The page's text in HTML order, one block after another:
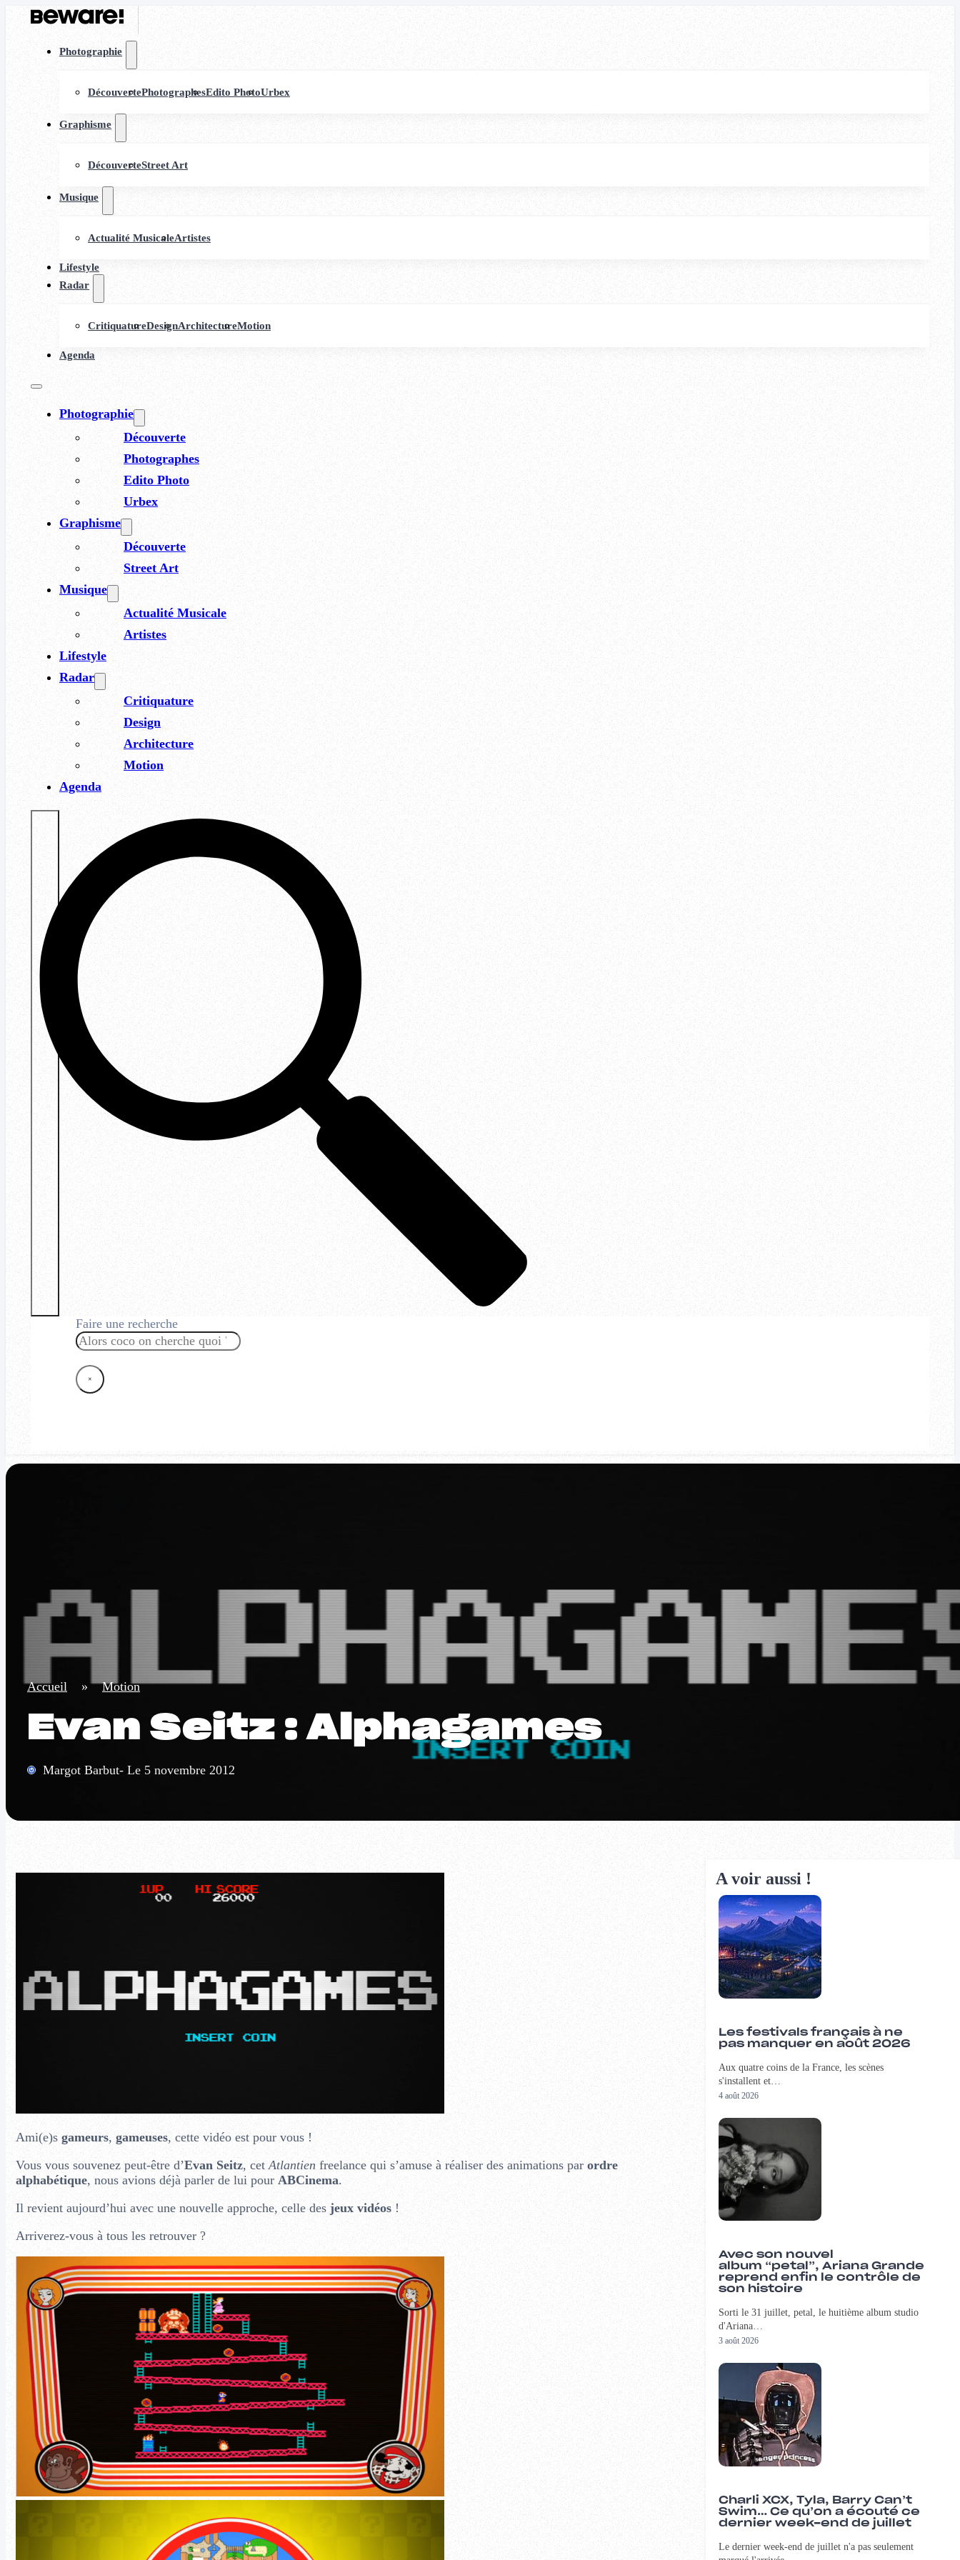
Photographie
DécouvertePhotographesEdito PhotoUrbex
Graphisme
DécouverteStreet Art
Musique
Actualité MusicaleArtistes
Lifestyle
Radar
CritiquatureDesignArchitectureMotion
Agenda
Photographie
Découverte
Photographes
Edito Photo
Urbex
Graphisme
Découverte
Street Art
Musique
Actualité Musicale
Artistes
Lifestyle
Radar
Critiquature
Design
Architecture
Motion
Agenda
Faire une recherche
Rechercher
×
Accueil » Motion
Evan Seitz : Alphagames
Margot Barbut- Le 5 novembre 2012
Ami(e)s gameurs, gameuses, cette vidéo est pour vous !
Vous vous souvenez peut-être d’Evan Seitz, cetAtlantien freelance qui s’amuse à réaliser des animations par ordre
alphabétique, nous avions déjà parler de lui pour ABCinema.
Il revient aujourd’hui avec une nouvelle approche, celle des jeux vidéos!
Arriverez-vous à tous les retrouver ?
A voir aussi !
Les festivals français à ne
pas manquer en août 2026
Aux quatre coins de la France, les scènes
s'installent et…
4 août 2026
Avec son nouvel
album “petal”, Ariana Grande
reprend enfin le contrôle de
son histoire
Sorti le 31 juillet, petal, le huitième album studio
d'Ariana…
3 août 2026
Charli XCX, Tyla, Barry Can’t
Swim… Ce qu’on a écouté ce
dernier week-end de juillet
Le dernier week-end de juillet n'a pas seulement